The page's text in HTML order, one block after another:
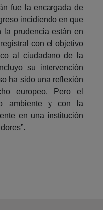
fue la encargada de
incidiendo en que
la prudencia están en
con el objetivo
al ciudadano de la
su intervención
ha sido una reflexión
europeo. Pero el
ambiente y con la
en una institución